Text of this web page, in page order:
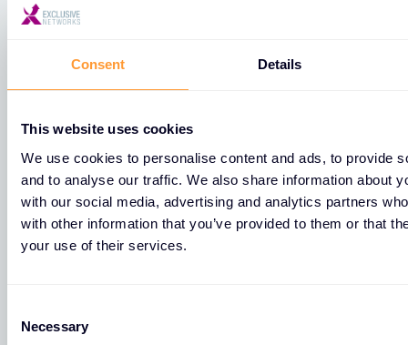
Consent Details
This website uses cookies
We use cookies to personalise content and ads, to provide
and to analyse our traffic. We also share information about
with our social media, advertising and analytics partners
with other information that you’ve provided to them or that
your use of their services.
Necessary
Martin-Luther-King-Weg 8
München
Exclusive Networks Deutschland GmbH
Balanstraße 73, Haus 21 B